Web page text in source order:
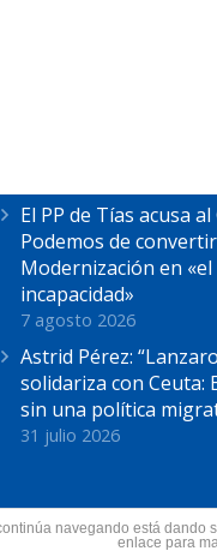
El PP de Tías acusa
Podemos de
Modernización en
incapacidad»
7 agosto 2026
Astrid Pérez:
solidariza con Ceuta:
sin una política
31 julio 2026
navegando está
enlace para